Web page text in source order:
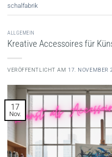
schalfabrik
ALLGEMEIN
Kreative Accessoires für
VERÖFFENTLICHT AM 17. NOVEMBER
17
Nov.